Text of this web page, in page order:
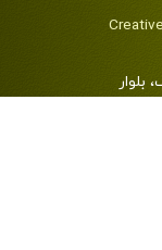
بلوار